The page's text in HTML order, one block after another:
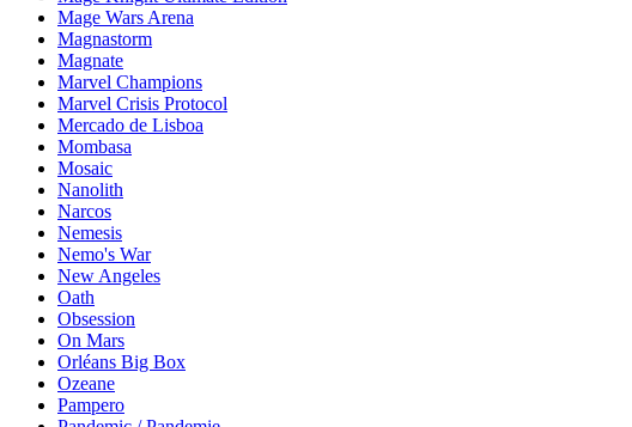
Mage Wars Arena
Magnastorm
Magnate
Marvel Champions
Marvel Crisis Protocol
Mercado de Lisboa
Mombasa
Mosaic
Nanolith
Narcos
Nemesis
Nemo's War
New Angeles
Oath
Obsession
On Mars
Orléans Big Box
Ozeane
Pampero